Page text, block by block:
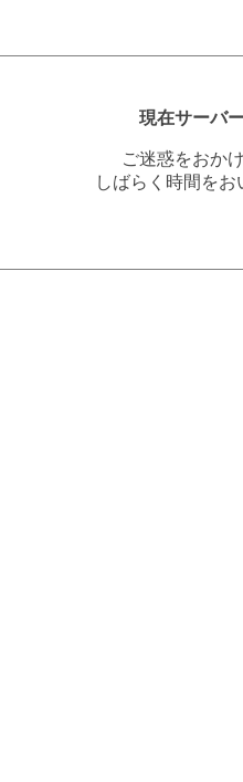
現在サーバ
ご迷惑をおか
しばらく時間を